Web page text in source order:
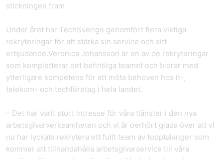
stickningen fram.
Under året har TechSverige genomfört flera viktiga
rekryteringar för att stärka sin service och sitt
erbjudande.Veronica Johansson är en av de rekryteringar
som kompletterar det befintliga teamet och bidrar med
ytterligare kompetens för att möta behoven hos it-,
telekom- och techföretag i hela landet.
– Det har varit stort intresse för våra tjänster i den nya
arbetsgivarverksamheten och vi är oerhört glada över att vi
nu har lyckats rekrytera ett fullt team av topptalanger som
kommer att tillhandahålla arbetsgivarservice till våra